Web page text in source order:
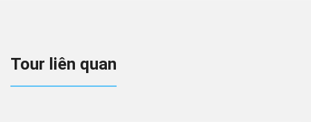
Tour liên quan